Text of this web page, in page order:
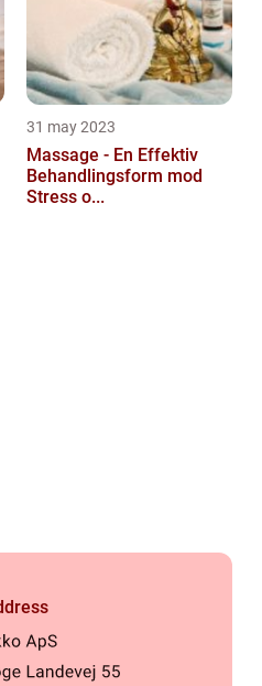
31 may 2023
Massage - En Effektiv
Behandlingsform mod
Stress o...